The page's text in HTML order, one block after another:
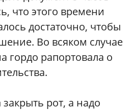
что этого времени
достаточно, чтобы
Во всяком случае
гордо рапортовала о
рот, а надо